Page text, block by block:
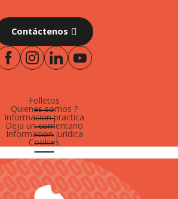
Contáctenos
Folletos
Quienes somos ?
Informacion practica
Deja un comentario
Informacion juridica
Cookies